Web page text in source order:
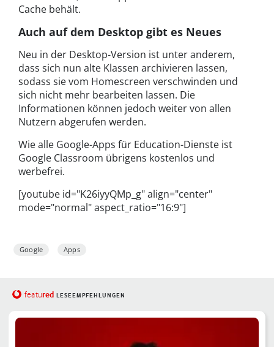
Cache behält.
Auch auf dem Desktop gibt es Neues
Neu in der Desktop-Version ist unter anderem,
dass sich nun alte Klassen archivieren lassen,
sodass sie vom Homescreen verschwinden und
sich nicht mehr bearbeiten lassen. Die
Informationen können jedoch weiter von allen
Nutzern abgerufen werden.
Wie alle Google-Apps für Education-Dienste ist
Google Classroom übrigens kostenlos und
werbefrei.
[youtube id="K26iyyQMp_g" align="center"
mode="normal" aspect_ratio="16:9"]
Google Apps
featured LESEEMPFEHLUNGEN